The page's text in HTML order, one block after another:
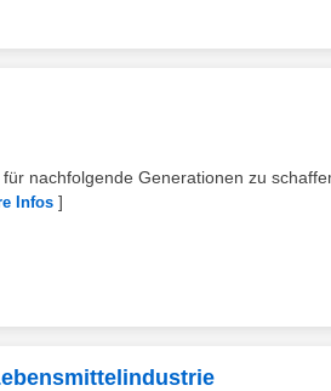
nachfolgende Generationen zu
Infos ]